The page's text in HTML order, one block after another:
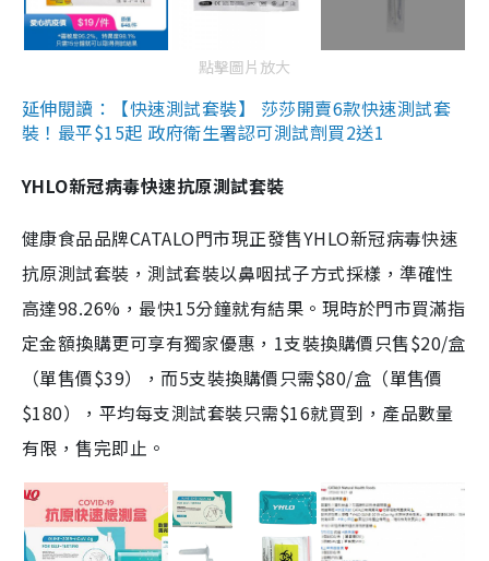
點擊圖片放大
延伸閱讀：【快速測試套裝】 莎莎開賣6款快速測試套
裝！最平$15起 政府衛生署認可測試劑買2送1
YHLO新冠病毒快速抗原測試套裝
健康食品品牌CATALO門市現正發售YHLO新冠病毒快速
抗原測試套裝，測試套裝以鼻咽拭子方式採樣，準確性
高達98.26%，最快15分鐘就有結果。現時於門市買滿指
定金額換購更可享有獨家優惠，1支裝換購價只售$20/盒
（單售價$39），而5支裝換購價只需$80/盒（單售價
$180），平均每支測試套裝只需$16就買到，產品數量
有限，售完即止。